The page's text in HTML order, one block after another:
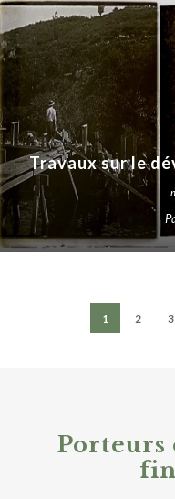
Travaux sur le
1 2 3
Porteurs